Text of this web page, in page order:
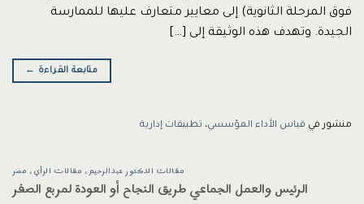
فوق المرحلة الثانوية) إلى معايير متعارف عليها للممارسة
الجيدة. وتهدف هذه الوثيقة إلى […]
متابعة القراءة ←
منشور في قياس الأداء المؤسسي، تطبيقات إدارية
مقالات الدكتور عبدالرحيم، مقالات الرأي، مصر
الرئيس والعمل الجماعي طريق النجاح أو العودة لمربع الصفر